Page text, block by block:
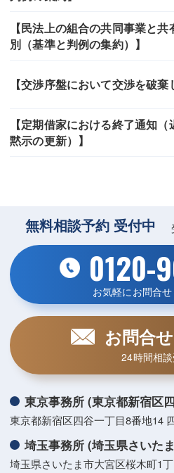
【民法上の組合の共同事業と
別（基準と判例の集約）】
【交渉序盤において交渉を破棄
【定期借家における終了通知（
黙示の更新）】
無料相談予約 受付中
0120-
お気軽にお問合せ
お問合
24時間相
東京事務所 (東京都新宿区
東京都新宿区四谷一丁目8番地14
埼玉事務所 (埼玉県さいた
埼玉県さいたま市大宮区桜木町1